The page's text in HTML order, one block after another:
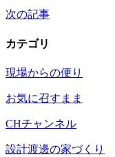
次の記事
カテゴリ
現場からの便り
お気に召すまま
CHチャンネル
設計渡邊の家づくり